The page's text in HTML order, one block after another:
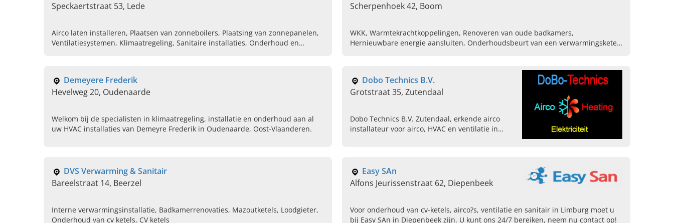
Speckaertstraat 53, Lede
Airco laten installeren, Plaatsen van zonneboilers, Plaatsing van zonnepanelen,
Ventilatiesystemen, Klimaatregeling, Sanitaire installaties, Onderhoud en
Scherpenhoek 42, Boom
WKK, Warmtekrachtkoppelingen, Renoveren van oude badkamers,
Hernieuwbare energie aansluiten, Onderhoudsbeurt van een verwarmingsketel,
Demeyere Frederik
Hevelweg 20, Oudenaarde
Welkom bij de specialisten in klimaatregeling, installatie en onderhoud aan al
uw HVAC installaties van Demeyre Frederik in Oudenaarde, Oost-Vlaanderen.
Dobo Technics B.V.
Grotstraat 35, Zutendaal
Dobo Technics B.V. Zutendaal, erkende airco
installateur voor airco, HVAC en ventilatie in
DVS Verwarming & Sanitair
Bareelstraat 14, Beerzel
Interne verwarmingsinstallatie, Badkamerrenovaties, Mazoutketels, Loodgieter,
Onderhoud van cv ketels, CV ketels
Easy SAn
Alfons Jeurissenstraat 62, Diepenbeek
Voor onderhoud van cv-ketels, airco?s, ventilatie en sanitair in Limburg moet u
bij Easy SAn in Diepenbeek zijn. U kunt ons 24/7 bereiken, neem nu contact op!